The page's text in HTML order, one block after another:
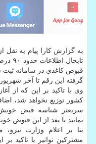
به گزارش كارا پیام به نقل
قبوض كاغذی در سامانه ثبت
گرفته این رقم تا آخر شهریورماه به ۹۸ درصد
وی با تاكید بر این كه از
كشور توزیع نخواهد شد،
نمایند تا بعد از این قبوض
بنا بر اعلام وزارت
مشتركین توانیر با تاكید